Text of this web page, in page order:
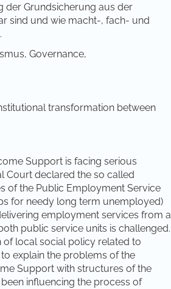
der Grundsicherung aus der
sind und wie macht-, fach- und
Governance,
transformation between
Support is facing serious
Court declared the so called
of the Public Employment Service
for needy long term unemployed)
employment services from a
public service units is challenged.
of local social policy related to
explain the problems of the
Support with structures of the
influencing the process of